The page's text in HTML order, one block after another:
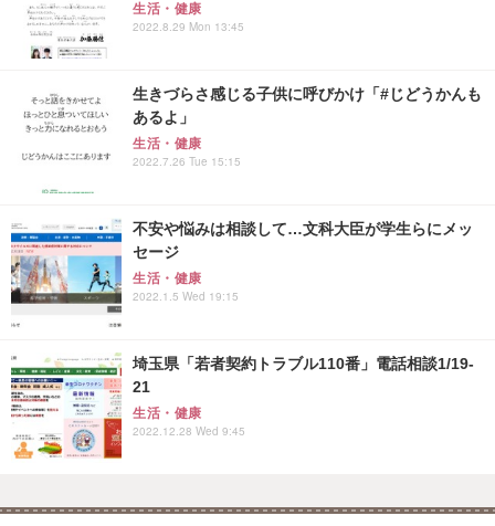
生活・健康
2022.8.29 Mon 13:45
生きづらさ感じる子供に呼びかけ「#じどうかんも
あるよ」
生活・健康
2022.7.26 Tue 15:15
不安や悩みは相談して…文科大臣が学生らにメッ
セージ
生活・健康
2022.1.5 Wed 19:15
埼玉県「若者契約トラブル110番」電話相談1/19-
21
生活・健康
2022.12.28 Wed 9:45